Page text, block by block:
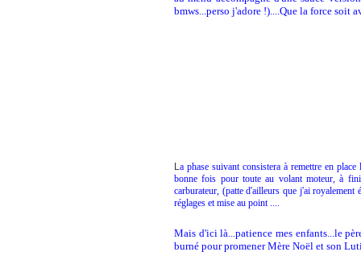
bmws...perso j'adore !)....Que la force soit
La phase suivant consistera à remettre en
bonne fois pour toute au volant moteur, à
carburateur, (patte d'ailleurs que j'ai
réglages et mise au point ....
Mais d'ici là...patience mes enfants...le
burné pour promener Mère Noël et son